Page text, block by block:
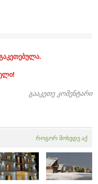
გააკეთე კომენტარი
როგორ მოხვდე აქ